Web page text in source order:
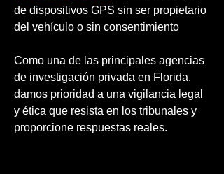
de dispositivos GPS sin ser propietario
del vehículo o sin consentimiento
Como una de las principales agencias
de investigación privada en Florida,
damos prioridad a una vigilancia legal
y ética que resista en los tribunales y
proporcione respuestas reales.